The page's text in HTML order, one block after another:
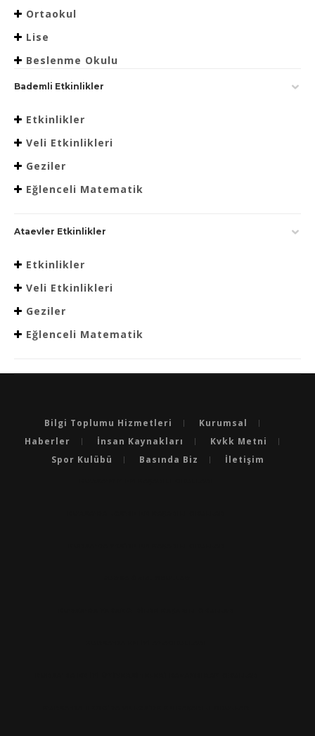
Ortaokul
Lise
Beslenme Okulu
Bademli Etkinlikler
Etkinlikler
Veli Etkinlikleri
Geziler
Eğlenceli Matematik
Ataevler Etkinlikler
Etkinlikler
Veli Etkinlikleri
Geziler
Eğlenceli Matematik
Bilgi Toplumu Hizmetleri
Kurumsal
Haberler
İnsan Kaynakları
Kvkk Metni
Spor Kulübü
Basında Biz İletişim